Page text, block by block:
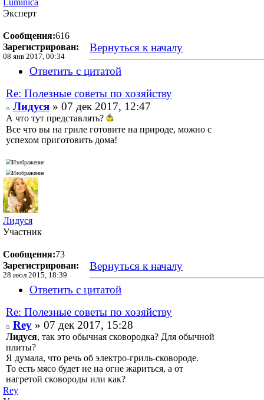
Luminica
Эксперт
Сообщения:616
Зарегистрирован:
08 янв 2017, 00:34
Вернуться к началу
Ответить с цитатой
Re: Полезные советы по хозяйству
Лидуся» 07 дек 2017, 12:47
А что тут представлять?
Все что вы на гриле готовите на природе, можно с
успехом приготовить дома!
Лидуся
Участник
Сообщения:73
Зарегистрирован:
28 июл 2015, 18:39
Вернуться к началу
Ответить с цитатой
Re: Полезные советы по хозяйству
Rey» 07 дек 2017, 15:28
Лидуся, так это обычная сковородка? Для обычной
плиты?
Я думала, что речь об электро-гриль-сковороде.
То есть мясо будет не на огне жариться, а от
нагретой сковороды или как?
Rey